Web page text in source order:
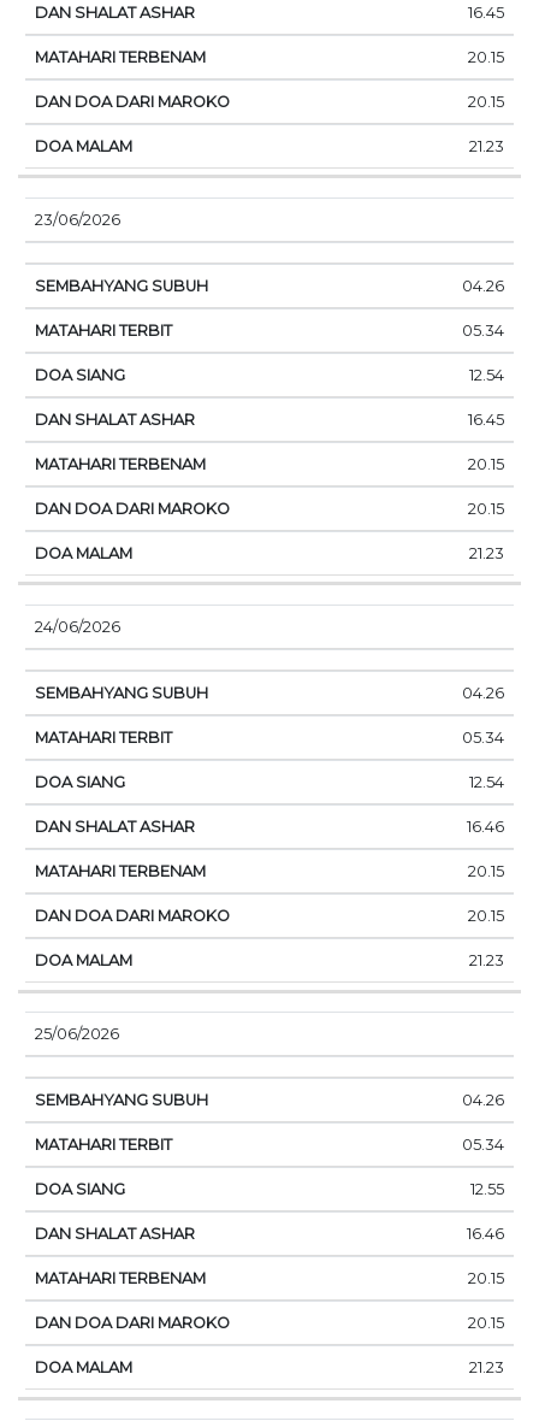
16.45
20.15
20.15
21.23
23/06/2026
04.26
05.34
12.54
16.45
20.15
20.15
21.23
24/06/2026
04.26
05.34
12.54
16.46
20.15
20.15
21.23
25/06/2026
04.26
05.34
12.55
16.46
20.15
20.15
21.23